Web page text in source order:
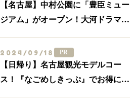
【名古屋】中村公園に「豊臣ミュー
ジアム」がオープン！大河ドラマ
トを一挙紹介
2024/09/18 PR
【日帰り】名古屋観光モデルコー
ス！『なごめしきっぷ』でお得にグ